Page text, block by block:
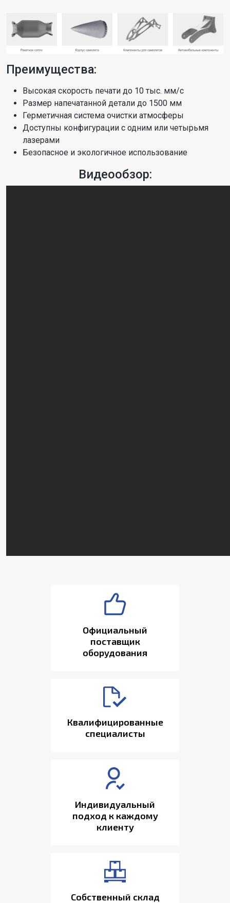
Преимущества:
Высокая скорость печати до 10 тыс. мм/с
Размер напечатанной детали до 1500 мм
Герметичная система очистки атмосферы
Доступны конфигурации с одним или четырьмя
лазерами
Безопасное и экологичное использование
Видеообзор:
Официальный
поставщик
оборудования
Квалифицированные
специалисты
Индивидуальный
подход к каждому
клиенту
Собственный склад